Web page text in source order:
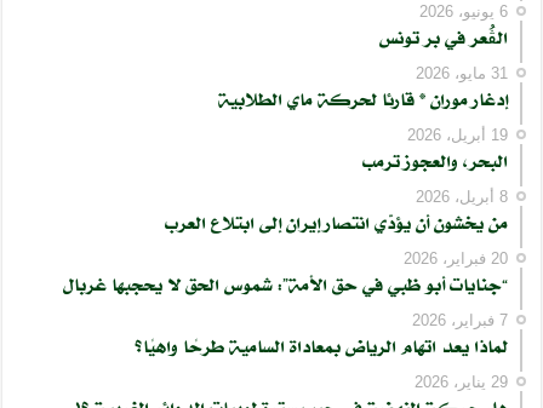
6 يونيو، 2026
الڨُعر في بر تونس
31 مايو، 2026
إدغار موران * قارئا لحركة ماي الطلابية
19 أبريل، 2026
البحر، والعجوز ترمب
8 أبريل، 2026
من يخشون أن يؤدّي انتصار إيران إلى ابتلاع العرب
20 فبراير، 2026
“جنايات أبو ظبي في حق الأمة”: شموس الحق لا يحجبها غربال
7 فبراير، 2026
لماذا يعد اتهام الرياض بمعاداة السامية طرحًا واهيًا؟
29 يناير، 2026